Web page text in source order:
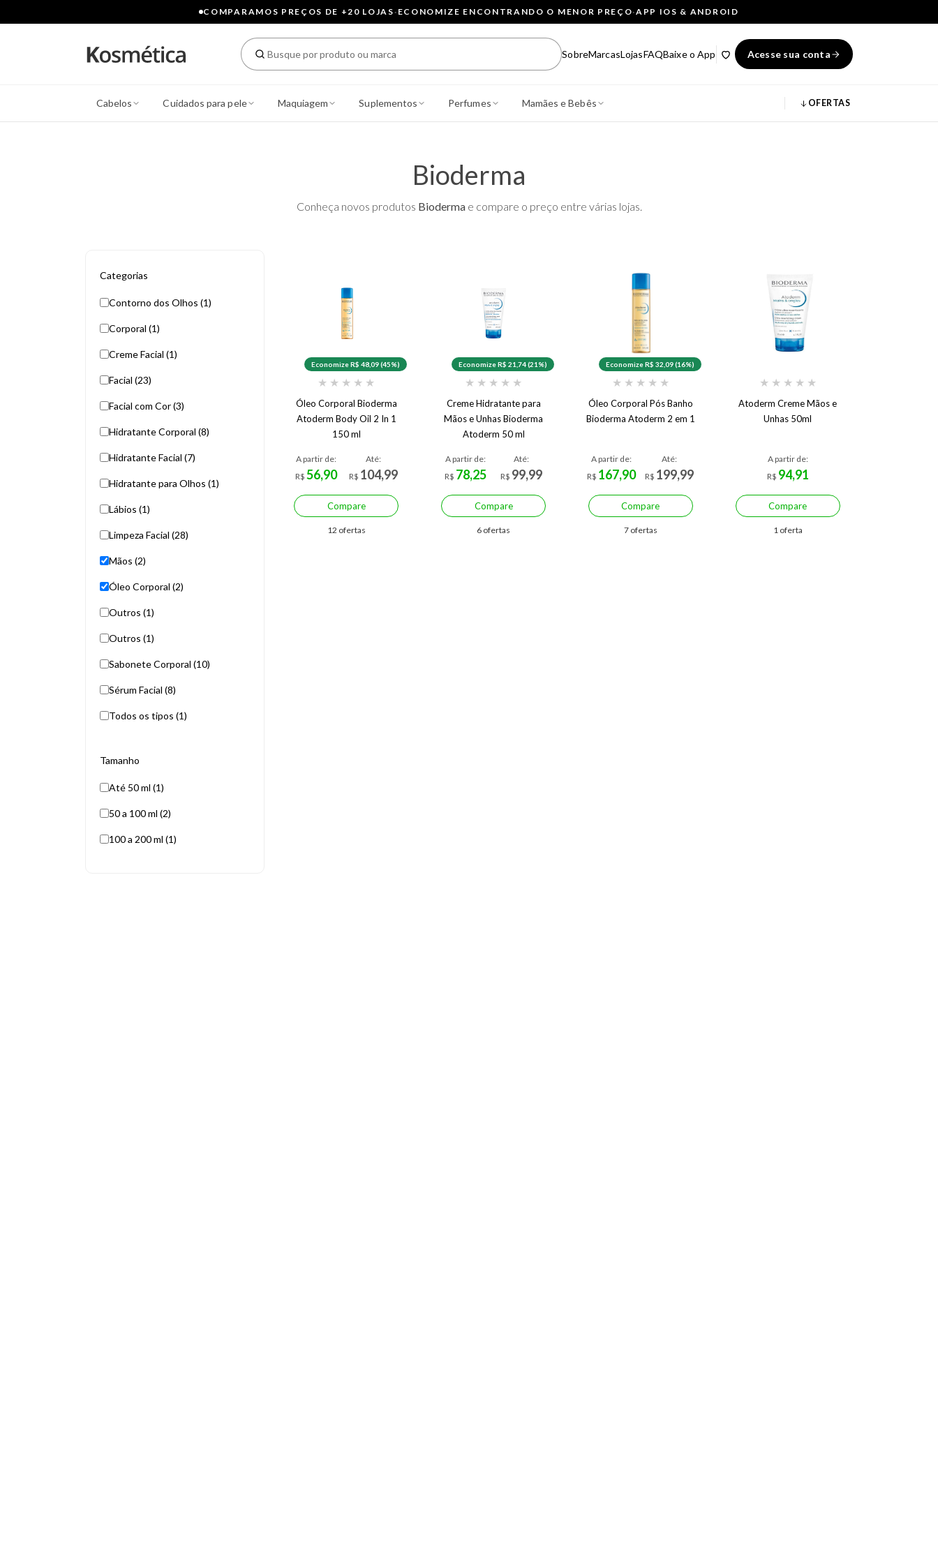
COMPARAMOS PREÇOS DE +20 LOJAS· ECONOMIZE ENCONTRANDO O MENOR PREÇO·APP IOS & ANDROID
SobreMarcasLojasFAQBaixe o App Acesse sua conta
Cabelos Cuidados para pele Maquiagem Suplementos Perfumes Mamães e Bebês OFERTAS
Bioderma
Conheça novos produtos Biodermae compare o preço entre várias lojas.
Categorias
Contorno dos Olhos (1)
Corporal (1)
Creme Facial (1)
Facial (23)
Facial com Cor (3)
Hidratante Corporal (8)
Hidratante Facial (7)
Hidratante para Olhos (1)
Lábios (1)
Limpeza Facial (28)
Mãos (2)
Óleo Corporal (2)
Outros (1)
Outros (1)
Sabonete Corporal (10)
Sérum Facial (8)
Todos os tipos (1)
Tamanho
Até 50 ml (1)
50 a 100 ml (2)
100 a 200 ml (1)
Economize R$ 48,09 (45%)
★ ★ ★ ★ ★
Óleo Corporal Bioderma
Atoderm Body Oil 2 In 1
150 ml
A partir de:
R$56,90
Até:
R$ 104,99
Compare
12 ofertas
Economize R$ 21,74 (21%)
★ ★ ★ ★ ★
Creme Hidratante para
Mãos e Unhas Bioderma
Atoderm 50 ml
A partir de:
R$ 78,25
Até:
R$ 99,99
Compare
6 ofertas
Economize R$ 32,09 (16%)
★ ★ ★ ★ ★
Óleo Corporal Pós Banho
Bioderma Atoderm 2 em 1
A partir de:
R$ 167,90
Até:
R$ 199,99
Compare
7 ofertas
★ ★ ★ ★ ★
Atoderm Creme Mãos e
Unhas 50ml
A partir de:
R$ 94,91
Compare
1 oferta